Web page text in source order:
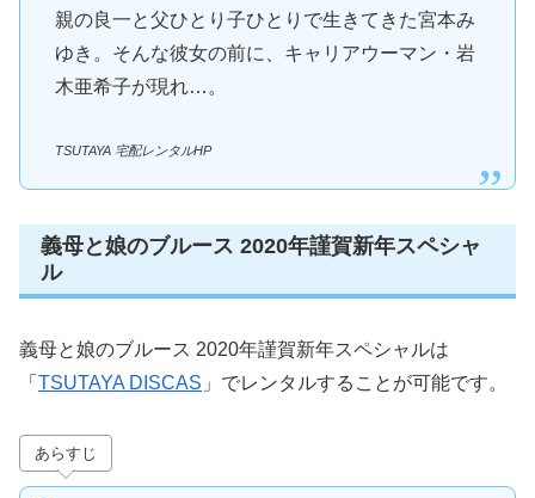
親の良一と父ひとり子ひとりで生きてきた宮本み
ゆき。そんな彼女の前に、キャリアウーマン・岩
木亜希子が現れ…。
TSUTAYA 宅配レンタルHP
義母と娘のブルース 2020年謹賀新年スペシャ
ル
義母と娘のブルース 2020年謹賀新年スペシャルは
「 TSUTAYA DISCAS 」でレンタルすることが可能です。
あらすじ